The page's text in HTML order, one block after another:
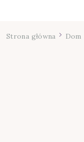
Strona główna Dom